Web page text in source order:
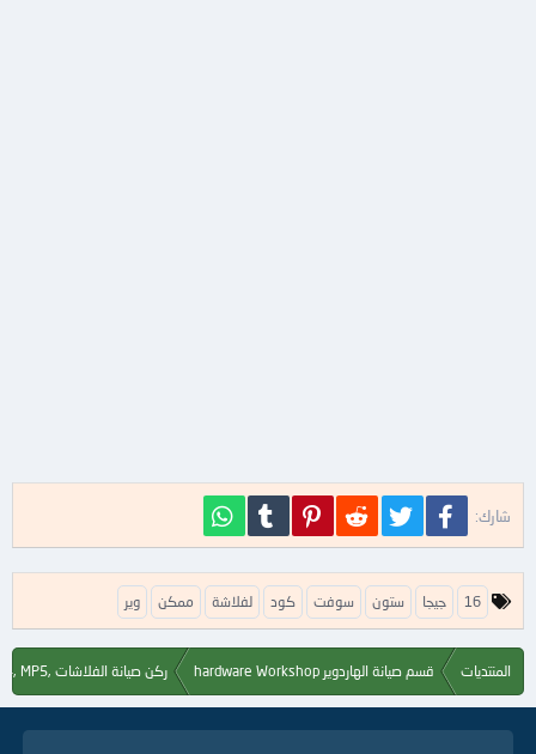
شارك: فيسبوك تويتر Reddit
Pinterest
Tumblr
ا
ل
م
ا
16 جيجا ستون سوفت كود لفلاشة ممكن وير
المنتديات قسم صيانة الهاردوير hardware Workshop ركن صيانة الفلاشات ,Flash, MP3, MP4, MP5